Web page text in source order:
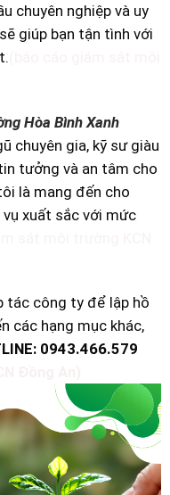
chuyên nghiệp và uy
giúp bạn tận tình với
Hòa Bình Xanh
chuyên gia, kỹ sư giàu
tưởng và an tâm cho
là mang đến cho
xuất sắc với mức
tác công ty để lập hồ
các hạng mục khác,
0943.466.579